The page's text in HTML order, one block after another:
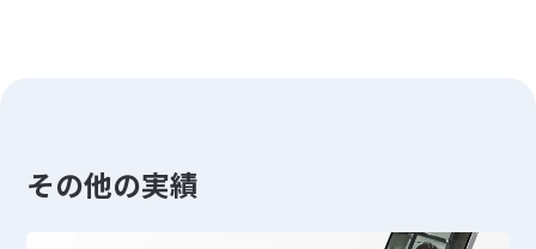
その他の実績